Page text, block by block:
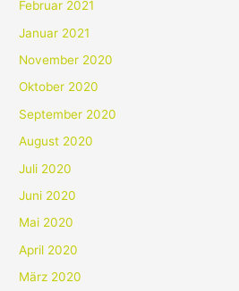
Februar 2021
Januar 2021
November 2020
Oktober 2020
September 2020
August 2020
Juli 2020
Juni 2020
Mai 2020
April 2020
März 2020